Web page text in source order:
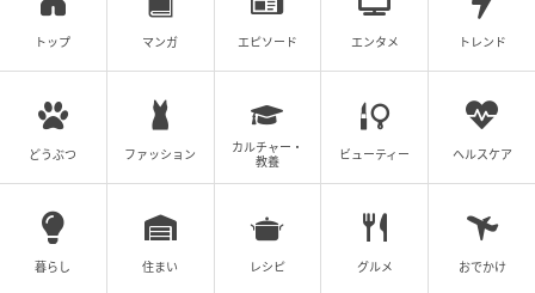
魅力的な人物として演じていたので驚いた。是枝作品
への出演は大きなプレッシャーもあったと思うが、表
て挑んでいるのが伝わった。
トップ マンガ エピソード エンタメ トレンド
どうぶつ ファッション
カルチャー・
教養
ビューティー ヘルスケア
暮らし 住まい レシピ グルメ おでかけ